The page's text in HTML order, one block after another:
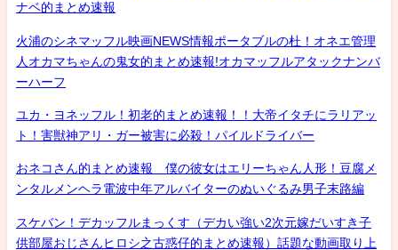
ナベ的まとめ速報
火浦のシネマッフル映画NEWS情報ポータブルの杜！オネエ管理
人オカマちゃんの鬼女的まとめ速報!オカマッフルアタックナンバ
ーハーフ
ユカ・ヨネッフル！初老的まとめ速報！！大帝イタチにラリアッ
ト！害獣神アリ・ガー被害に必殺！パイルドライバー
おネコさん的まとめ速報 僕の彼女はエリーちゃん人形！豆腐メ
ンタルメンヘラ電波中年アルバイターのぬいぐるみ男子末路編
スケバン！デカッフルまっくす（デカい強い2次元嫁だいすき子
供部屋おじさんヒロシ之古惑仔的まとめ速報）話題な動画取り上